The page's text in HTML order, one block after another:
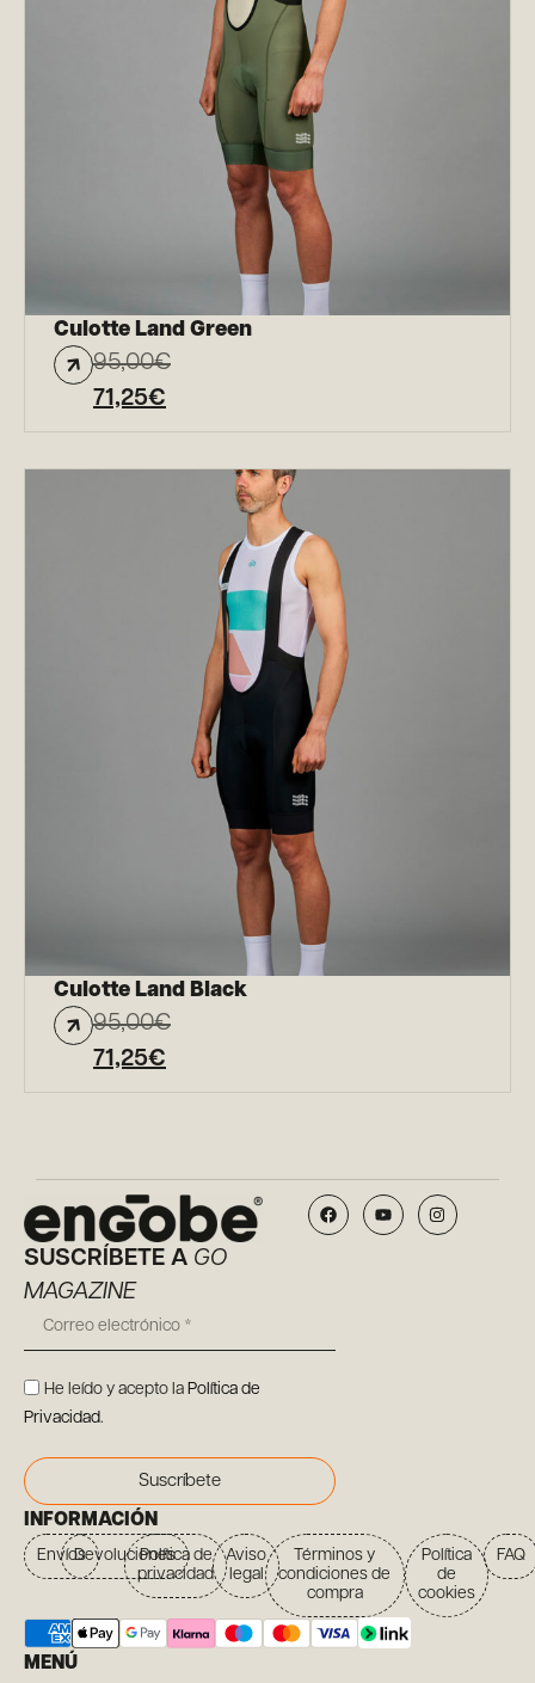
Culotte Land Green
95,00€
71,25€
Culotte Land Black
95,00€
71,25€
SUSCRÍBETE A GO
MAGAZINE
He leído y acepto la Política de
Privacidad.
Suscríbete
INFORMACIÓN
EnvíosDevolucionesPolítica de
privacidad
Aviso
legal
Términos y
condiciones de
compra
Política
de
cookies
FAQ
MENÚ